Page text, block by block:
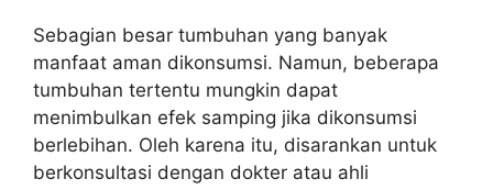
Sebagian besar tumbuhan yang banyak
manfaat aman dikonsumsi. Namun, beberapa
tumbuhan tertentu mungkin dapat
menimbulkan efek samping jika dikonsumsi
berlebihan. Oleh karena itu, disarankan untuk
berkonsultasi dengan dokter atau ahli